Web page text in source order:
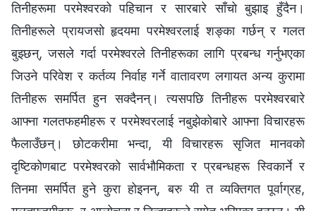
तिनीहरूमा परमेश्‍वरको पहिचान र सारबारे साँचो बुझाइ हुँदैन।
तिनीहरूले प्रायजसो हृदयमा परमेश्‍वरलाई शङ्का गर्छन् र गलत
बुझ्छन्, जसले गर्दा परमेश्‍वरले तिनीहरूका लागि प्रबन्ध गर्नुभएका
जिउने परिवेश र कर्तव्य निर्वाह गर्ने वातावरण लगायत अन्य कुरामा
तिनीहरू समर्पित हुन सक्दैनन्। त्यसपछि तिनीहरू परमेश्‍वरबारे
आफ्ना गलतफहमीहरू र परमेश्‍वरलाई नबुझेकोबारे आफ्ना विचारहरू
फैलाउँछन्। छोटकरीमा भन्दा, यी विचारहरू सृजित मानवको
दृष्टिकोणबाट परमेश्‍वरको सार्वभौमिकता र प्रबन्धहरू स्विकार्ने र
तिनमा समर्पित हुने कुरा होइनन्, बरु यी त व्यक्तिगत पूर्वाग्रह,